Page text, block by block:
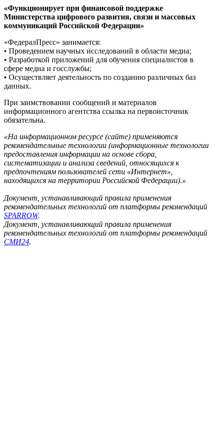
«Функционирует при финансовой поддержке
Министерства цифрового развития, связи и массовых
коммуникаций Российской Федерации»
«ФедералПресс» занимается:
• Проведением научных исследований в области медиа;
• Разработкой приложений для обучения специалистов в
сфере медиа и госслужбы;
• Осуществляет деятельность по созданию различных баз
данных.
При заимствовании сообщений и материалов
информационного агентства ссылка на первоисточник
обязательна.
«На информационном ресурсе (сайте) применяются
рекомендательные технологии (информационные технологии
предоставления информации на основе сбора,
систематизации и анализа сведений, относящихся к
предпочтениям пользователей сети «Интернет»,
находящихся на территории Российской Федерации).»
Документ, устанавливающий правила применения
рекомендательных технологий от платформы рекомендаций
SPARROW.
Документ, устанавливающий правила применения
рекомендательных технологий от платформы рекомендаций
СМИ24.